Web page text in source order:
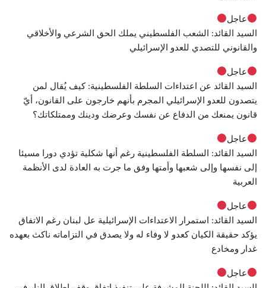
عاجل
السيد القائد: الشعب الفلسطيني يملك الحق الشرعي والأخلاقي
والقانوني للتصدي للعدو الإسرائيلي
عاجل
السيد القائد عن اعتداءات السلطة الفلسطينية: كيف يُقال لمن
يتصدون للعدو الإسرائيلي المجرم بأنهم خارجون على القانون، أيّ
قانون يمنعك من الدفاع عن نفسك وعرضك ودينك وممتلكاتك؟
عاجل
السيد القائد: السلطة الفلسطينية رغم أنها شكلية تؤدي دورا مسيئا
إلى نفسها وإلى شعبها وأمتها وفق ما جرت به العادة لدى الأنظمة
العربية
عاجل
السيد القائد: استمرار الاعتداءات الإسرائيلية عل لبنان رغم الاتفاق
يؤكد حقيقة الكيان كعدو لا وفاء له ولا يصدق في التزاماته ناكث بعهده
غدار ومخادع
عاجل